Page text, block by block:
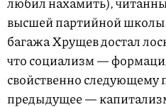
высшей партийной школы.
багажа Хрущев достал
что социализм —
свойственно
предыдущее —